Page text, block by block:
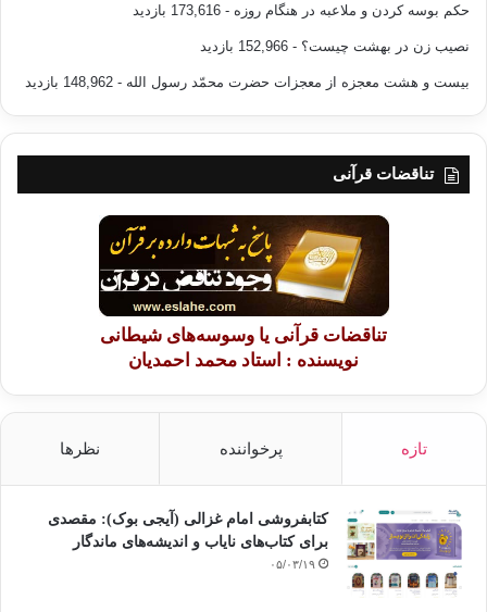
يسمح أن
يجلس في مجلس يسمع فيه نقدًا له؛ حرصًا على بقاء العلاقة الطيبة بينهما، رغم
الإمام الشهيد نفسه حاول أن يتقارب مع الشيخ حامد الفقي تحت مظلة “نتعاون
فيما اتفقنا عليه، ويعذر بعضنا بعضًا فيما اختلفنا فيه”، إلا أنه- رحمه الله-
رغم إيمان الإخوان المسلمين منذ نشأتهم بأن
الاختلافات في الفروع أمرٌ لا بد منه؛ لاختلاف العقول في الفهم والاستنباط،
وللاختلاف في تحصيل العلم ومعرفة الأدلة، ولاختلاف البيئات والظروف،
وللاختلاف في
تقدير الدليل، إلا أنهم يتمنَّون أن يتوحَّد المسلمون جميعًا تحت راية واحدة؛
متفقين على الأصول الثابتة للإسلام، وأن الجماعات الإسلامية العاملة إن اختلفت
أساليبها في الدعوة فإن غايتها وأهدافها واحدة.
وقد أفصح الأستاذ صالح عشماوي في مقال له
حکم بوسه کردن و ملاعبه در هنگام روزه - 173,616 بازدید
نصیب زن در بهشت چیست؟ - 152,966 بازدید
بیست و هشت معجزه از معجزات حضرت محمّد رسول الله - 148,962 بازدید
تناقضات قرآنی
تناقضات قرآنی یا وسوسه‌های شیطانی
نویسنده : استاد محمد احمدیان
تازه پرخواننده نظرها
کتابفروشی امام غزالی (آیجی بوک): مقصدی
برای کتاب‌های نایاب و اندیشه‌های ماندگار
۰۵/۰۳/۱۹